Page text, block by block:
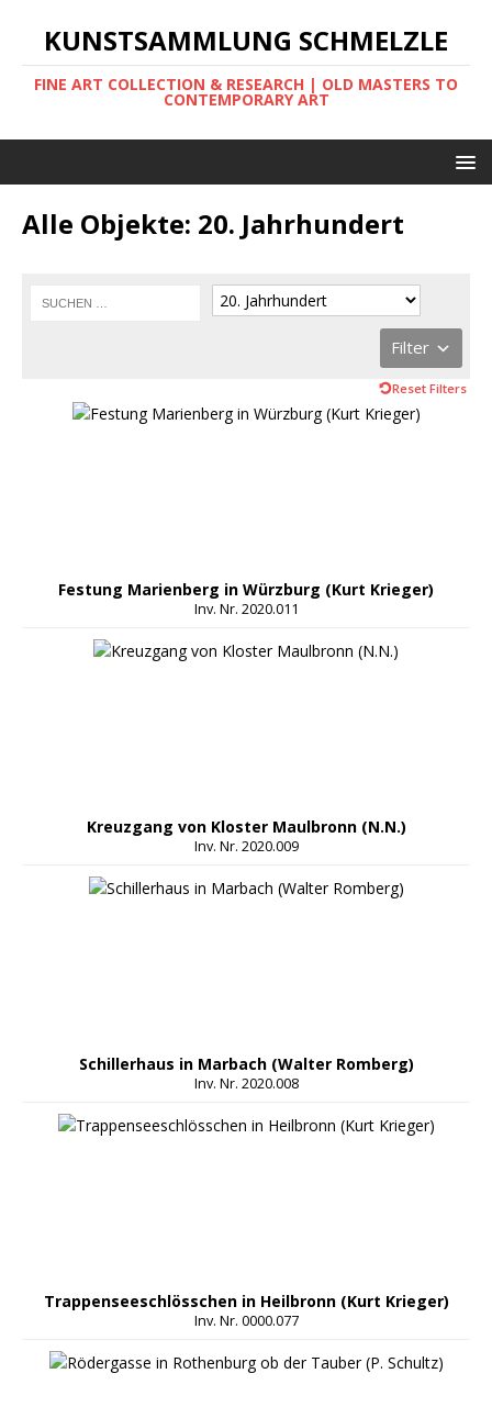
KUNSTSAMMLUNG SCHMELZLE
FINE ART COLLECTION & RESEARCH | OLD MASTERS TO
CONTEMPORARY ART
Alle Objekte: 20. Jahrhundert
Filter
Reset Filters
Festung Marienberg in Würzburg (Kurt Krieger)
Inv. Nr. 2020.011
Kreuzgang von Kloster Maulbronn (N.N.)
Inv. Nr. 2020.009
Schillerhaus in Marbach (Walter Romberg)
Inv. Nr. 2020.008
Trappenseeschlösschen in Heilbronn (Kurt Krieger)
Inv. Nr. 0000.077